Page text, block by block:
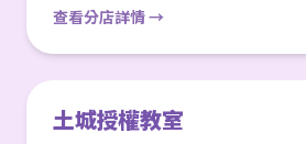
查看分店詳情 →
土城授權教室